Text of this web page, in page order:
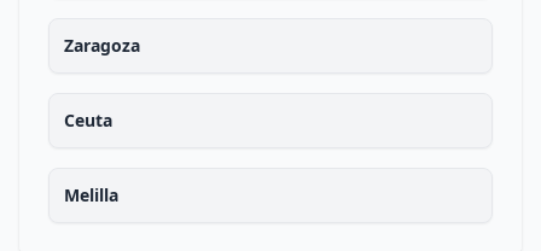
Zaragoza
Ceuta
Melilla